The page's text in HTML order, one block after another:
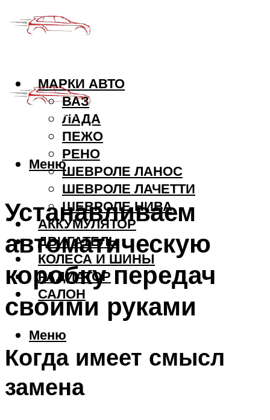
МАРКИ АВТО
ВАЗ
ЛАДА
ПЕЖО
РЕНО
ШЕВРОЛЕ ЛАНОС
ШЕВРОЛЕ ЛАЧЕТТИ
ШЕВРОЛЕ НИВА
АККУМУЛЯТОР
ДВИГАТЕЛЬ
КОЛЕСА И ШИНЫ
РАДИАТОР
САЛОН
Меню
Меню
Устанавливаем
автоматическую
коробку передач
своими руками
Когда имеет смысл
замена